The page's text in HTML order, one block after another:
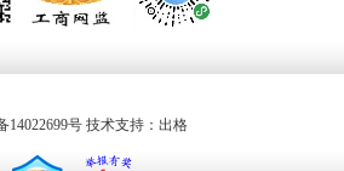
14022699号 技术支持： 出格